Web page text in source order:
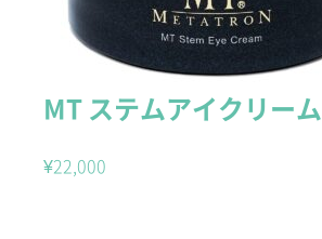
MT ステムアイクリーム
¥22,000